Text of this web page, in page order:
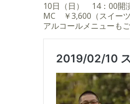
10日（日） 14：00開
MC ￥3,600（スイーツ
アルコールメニューも